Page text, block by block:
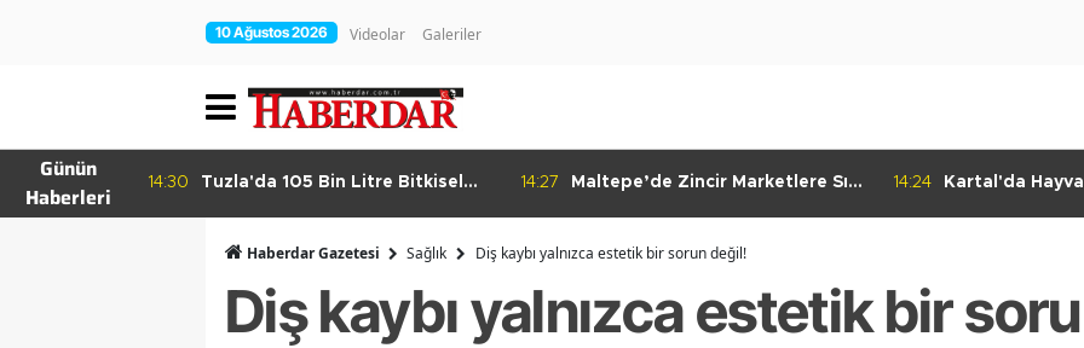
10 Ağustos 2026 Videolar Galeriler
Günün
Haberleri
14:30
Tuzla'da 105 Bin Litre Bitkisel
14:27
Maltepe’de Zincir Marketlere Sıkı
14:24
Kartal'da
Haberdar Gazetesi Sağlık Diş kaybı yalnızca estetik bir sorun değil!
Diş kaybı yalnızca estetik bir